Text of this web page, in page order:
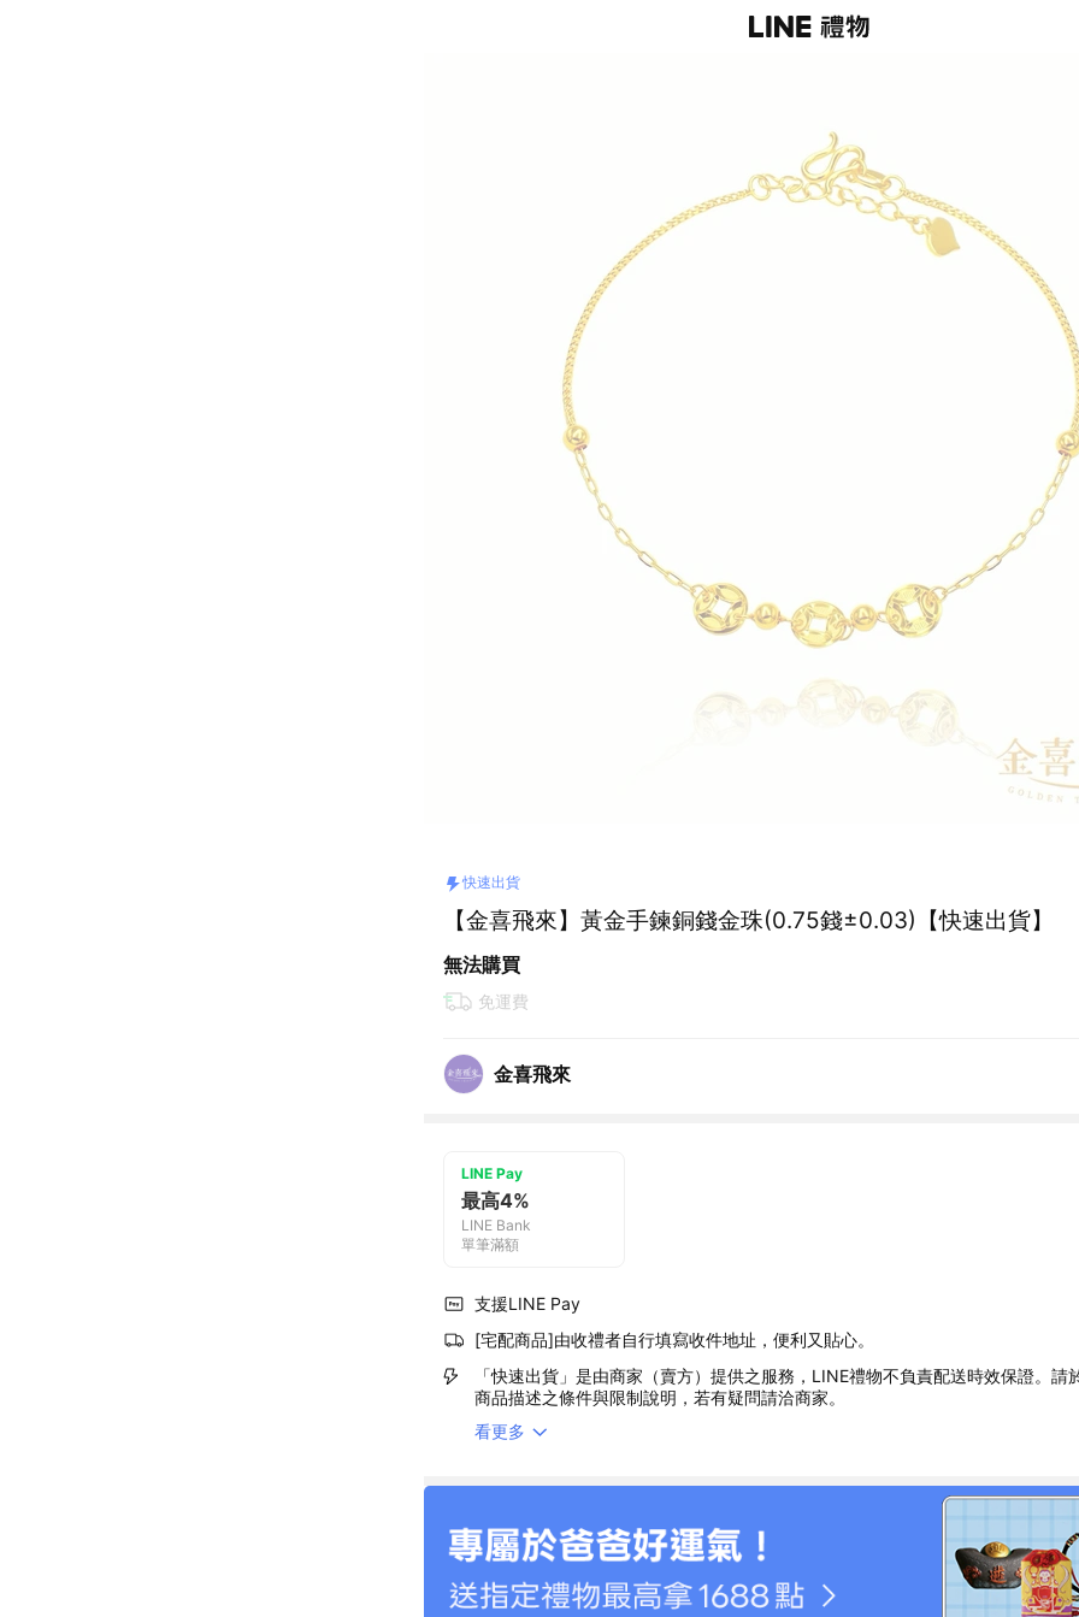
快速出貨
【金喜飛來】黃金手鍊銅錢金珠(0.75錢±0.03)【快速出貨】
無法購買
免運費
金喜飛來
LINE Pay
最高4%
LINE Bank
單筆滿額
支援LINE Pay
[宅配商品]由收禮者自行填寫收件地址，便利又貼心。
「快速出貨」是由商家（賣方）提供之服務，LINE禮物不負責配送時效保證。請
商品描述之條件與限制說明，若有疑問請洽商家。
看更多